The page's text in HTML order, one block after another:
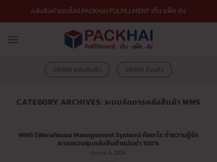
เนื้อหา
คลังสินค้าออนไลน์ PACKHAI FULFILLMENT เก็บ แพ็ค ส่ง
CATEGORY ARCHIVES: ระบบจัดการคลังสินค้า WMS
WMS (Warehouse Management System) คืออะไร ทำความรู้จัก
ระบบควบคุมคลังสินค้าแม่นยำ 100%
มีนาคม 6, 2026